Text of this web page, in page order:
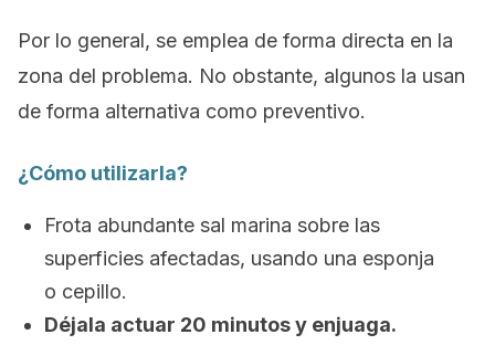
Por lo general, se emplea de forma directa en la
zona del problema. No obstante, algunos la usan
de forma alternativa como preventivo.
¿Cómo utilizarla?
Frota abundante sal marina sobre las
superficies afectadas, usando una esponja
o cepillo.
Déjala actuar 20 minutos y enjuaga.